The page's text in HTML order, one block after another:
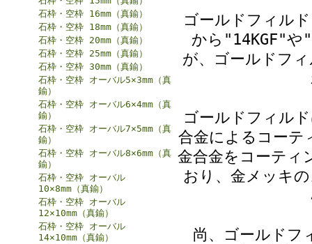
石枠・空枠 16mm（真鍮）
石枠・空枠 18mm（真鍮）
石枠・空枠 20mm（真鍮）
石枠・空枠 25mm（真鍮）
石枠・空枠 30mm（真鍮）
石枠・空枠 オーバル5×3mm（真
鍮）
石枠・空枠 オーバル6×4mm（真
鍮）
石枠・空枠 オーバル7×5mm（真
鍮）
石枠・空枠 オーバル8×6mm（真
鍮）
石枠・空枠 オーバル
10×8mm（真鍮）
石枠・空枠 オーバル
12×10mm（真鍮）
石枠・空枠 オーバル
14×10mm（真鍮）
ゴールドフィル
から"14KGF"や
が、ゴールドフ
ゴールドフィル
合金によるコーテ
金合金をコーティ
おり、金メッキ
尚、ゴールドフ